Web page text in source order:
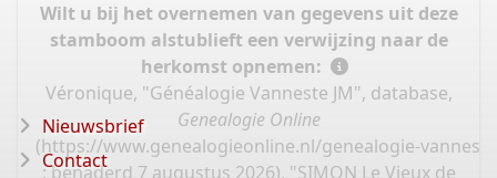
Wilt u bij het overnemen van gegevens uit deze
stamboom alstublieft een verwijzing naar de
herkomst opnemen:
Véronique, "Généalogie Vanneste JM", database,
Genealogie Online
(https://www.genealogieonline.nl/genealogie-
: benaderd 7 augustus 2026), "SIMON Le Vieux de
Nieuwsbrief
Contact